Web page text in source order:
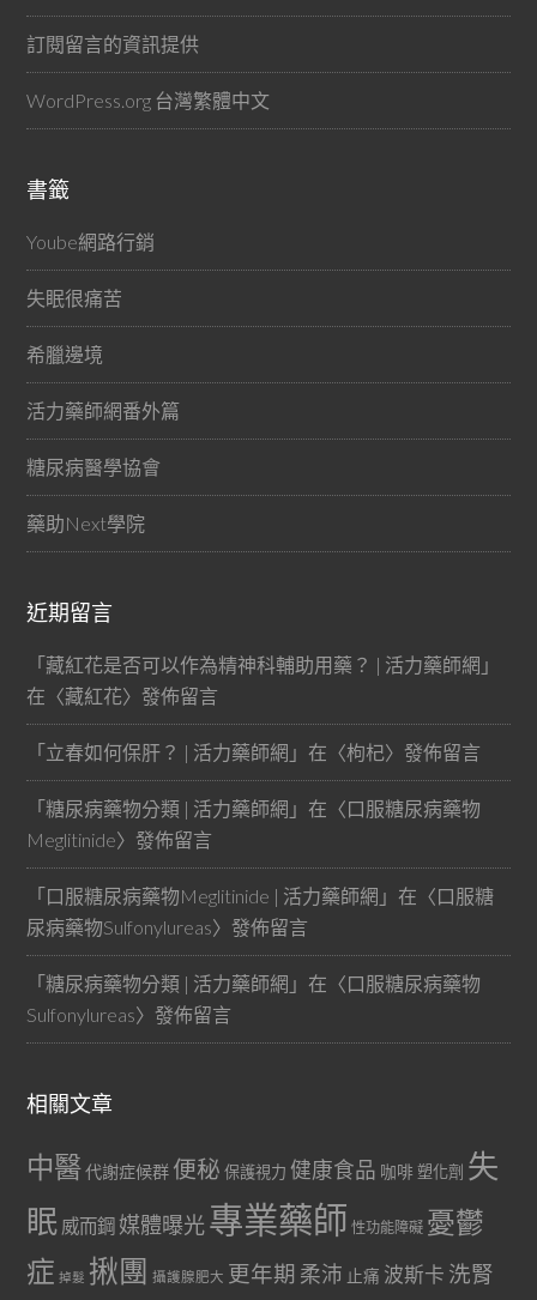
訂閱留言的資訊提供
WordPress.org 台灣繁體中文
書籤
Yoube網路行銷
失眠很痛苦
希臘邊境
活力藥師網番外篇
糖尿病醫學協會
藥助Next學院
近期留言
「藏紅花是否可以作為精神科輔助用藥？ | 活力藥師網 」
在〈藏紅花〉發佈留言
「立春如何保肝？ | 活力藥師網 」在〈枸杞〉發佈留言
「糖尿病藥物分類 | 活力藥師網 」在〈口服糖尿病藥物
Meglitinide〉發佈留言
「口服糖尿病藥物Meglitinide | 活力藥師網 」在〈口服糖
尿病藥物Sulfonylureas〉發佈留言
「糖尿病藥物分類 | 活力藥師網 」在〈口服糖尿病藥物
Sulfonylureas〉發佈留言
相關文章
中醫代謝症候群 便秘 保護視力 健康食品 咖啡 塑化劑 失
眠 威而鋼 媒體曝光專業藥師 性功能障礙 憂鬱
症 掉髮 揪團 攝護腺肥大 更年期 柔沛 止痛 波斯卡 洗腎